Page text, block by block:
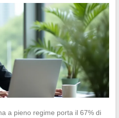
a pieno regime porta il 67% di